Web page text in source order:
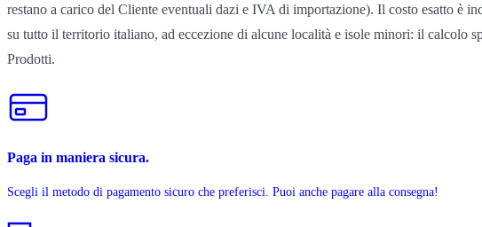
restano a carico del Cliente eventuali dazi e IVA di importazione). Il costo esatto è
su tutto il territorio italiano, ad eccezione di alcune località e isole minori: il calcolo
Prodotti.
Paga in maniera sicura.
Scegli il metodo di pagamento sicuro che preferisci. Puoi anche pagare alla consegna!